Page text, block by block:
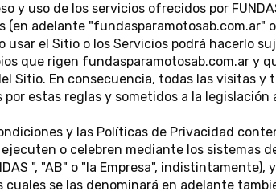
y uso de los servicios ofrecidos por
(en adelante "fundasparamotosab.com.ar"
usar el Sitio o los Servicios podrá hacerlo
que rigen fundasparamotosab.com.ar y
Sitio. En consecuencia, todas las visitas
por estas reglas y sometidos a la legislación
y las Políticas de Privacidad
o celebren mediante los sistemas
", "AB" o "la Empresa",
cuales se las denominará en adelante